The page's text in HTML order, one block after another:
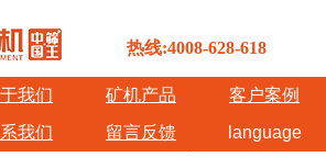
热线:4008-628-618
我们 矿机产品
客户案例
我们 留言反馈 language